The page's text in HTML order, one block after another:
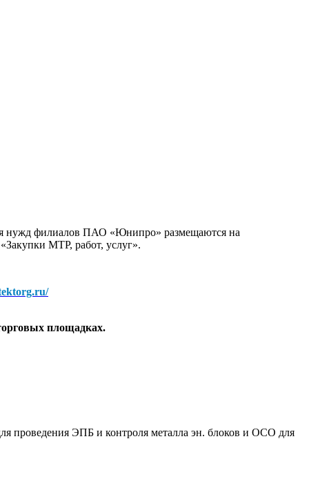
нужд филиалов ПАО «Юнипро» размещаются на
«Закупки МТР, работ, услуг».
площадках.
проведения ЭПБ и контроля металла эн. блоков и ОСО для